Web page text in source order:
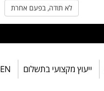
ייעוץ מקצועי בתשלום EN
לא תודה, בפעם אחרת